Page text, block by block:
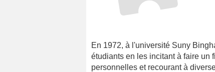
En 1972, à l'université Suny
étudiants en les incitant à faire un
personnelles et recourant à